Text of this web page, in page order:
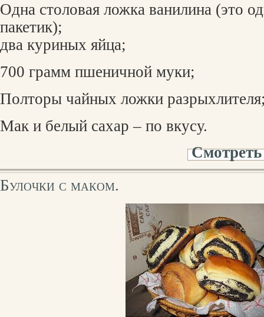
Одна столовая ложка ванилина (это
пакетик);
два куриных яйца;
700 грамм пшеничной муки;
Полторы чайных ложки
Мак и белый сахар – по вкусу.
Булочки с маком.